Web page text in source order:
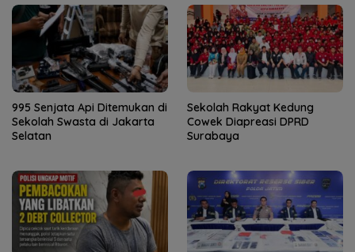
995 Senjata Api Ditemukan di
Sekolah Swasta di Jakarta
Selatan
Sekolah Rakyat Kedung
Cowek Diapreasi DPRD
Surabaya